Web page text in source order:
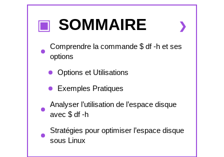
SOMMAIRE
Comprendre la commande $ df -h et ses
options
Options et Utilisations
Exemples Pratiques
Analyser l’utilisation de l’espace disque
avec $ df -h
Stratégies pour optimiser l’espace disque
sous Linux